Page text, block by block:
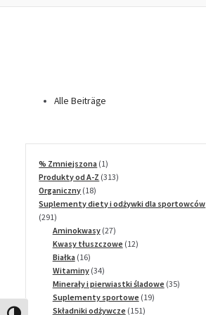
Alle Beiträge
% Zmniejszona 11
produkt
Produkty od A-Z 313313
Organiczny 1818
produktów
Suplementy diety i odżywki dla sportowców
291291
produktów
Aminokwasy 2727
produktów
Kwasy tłuszczowe 1212
Białka 1616
produktów
Witaminy 3434
produkty
Minerały i pierwiastki śladowe 3535
Suplementy sportowe 1919
Składniki odżywcze 151151